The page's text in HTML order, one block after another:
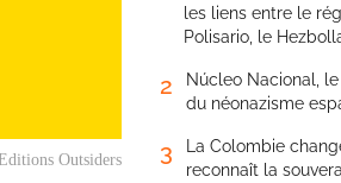
Outsiders
les liens entre le
Polisario, le
2
Núcleo Nacional,
du néonazisme
3
La Colombie
reconnaît la